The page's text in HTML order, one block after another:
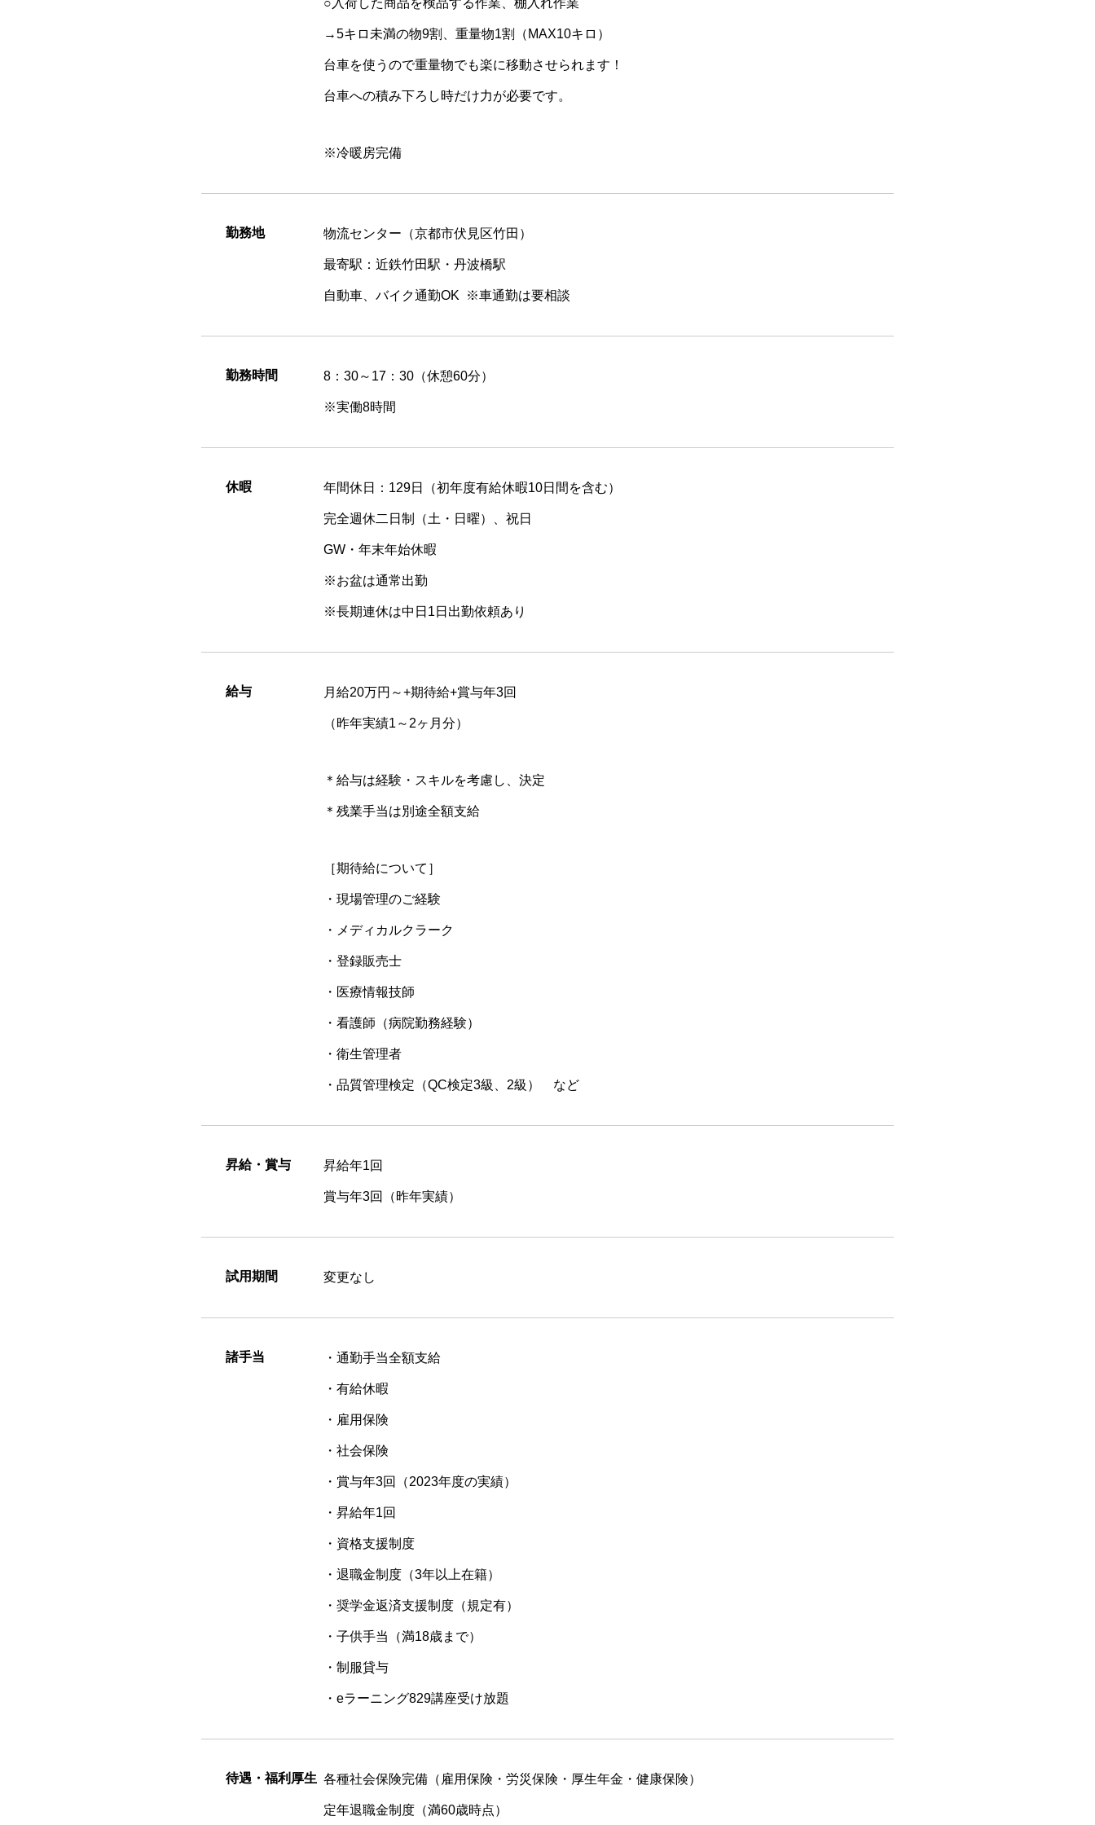
○入荷した商品を検品する作業、棚入れ作業
→5キロ未満の物9割、重量物1割（MAX10キロ）
台車を使うので重量物でも楽に移動させられます！
台車への積み下ろし時だけ力が必要です。
※冷暖房完備
勤務地 物流センター（京都市伏見区竹田）
最寄駅：近鉄竹田駅・丹波橋駅
自動車、バイク通勤OK ※車通勤は要相談
勤務時間 8：30～17：30（休憩60分）
※実働8時間
休暇 年間休日：129日（初年度有給休暇10日間を含む）
完全週休二日制（土・日曜）、祝日
GW・年末年始休暇
※お盆は通常出勤
※長期連休は中日1日出勤依頼あり
給与 月給20万円～+期待給+賞与年3回
（昨年実績1～2ヶ月分）
＊給与は経験・スキルを考慮し、決定
＊残業手当は別途全額支給
［期待給について］
・現場管理のご経験
・メディカルクラーク
・登録販売士
・医療情報技師
・看護師（病院勤務経験）
・衛生管理者
・品質管理検定（QC検定3級、2級） など
昇給・賞与 昇給年1回
賞与年3回（昨年実績）
試用期間 変更なし
諸手当 ・通勤手当全額支給
・有給休暇
・雇用保険
・社会保険
・賞与年3回（2023年度の実績）
・昇給年1回
・資格支援制度
・退職金制度（3年以上在籍）
・奨学金返済支援制度（規定有）
・子供手当（満18歳まで）
・制服貸与
・eラーニング829講座受け放題
待遇・福利厚生 各種社会保険完備（雇用保険・労災保険・厚生年金・健康保険）
定年退職金制度（満60歳時点）